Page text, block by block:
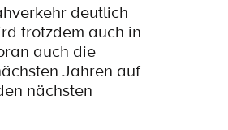
deutlich
trotzdem auch in
auch die
Jahren auf
nächsten